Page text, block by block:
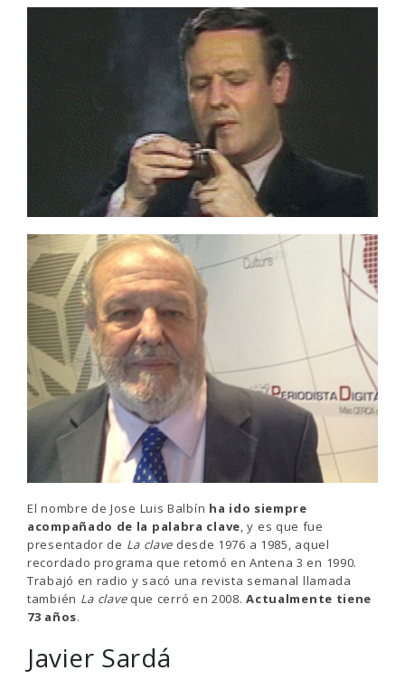
El nombre de Jose Luis Balbín ha ido siempre
acompañado de la palabra clave, y es que fue
presentador de La clave desde 1976 a 1985, aquel
recordado programa que retomó en Antena 3 en 1990.
Trabajó en radio y sacó una revista semanal llamada
también La claveque cerró en 2008.Actualmente tiene
73 años.
Javier Sardá